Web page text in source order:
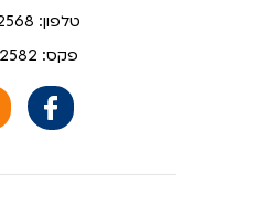
טלפון: 02-6772568
פקס: 02-6772582